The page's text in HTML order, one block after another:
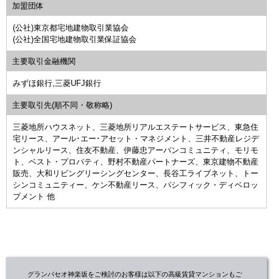
加盟団体
(公社)東京都宅地建物取引業協会
(公社)全国宅地建物取引業保証協会
主要取引金融機関
みずほ銀行,三菱UFJ銀行
主要取引先(順不同・敬称略)
三菱地所ハウスネット、三菱地所リアルエステートサービス、東急住
宅リース、アール･エー･アセット・マネジメント、三井不動産レジデ
ンシャルリース、住友不動産、伊藤忠アーバンコミュニティ、モリモ
ト、ベスト・プロパティ、野村不動産パートナーズ、東京建物不動産
販売、大和リビングリーシングセンター、長谷工ライブネット、トー
シンコミュニティー、ケン不動産リース、パシフィック・ディベロッ
プメント 他
グランパセオ神楽坂をご検討のお客様は以下の高級賃貸マンションもご